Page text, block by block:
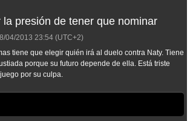
la presión de tener que nominar
04/2013 23:54 (UTC+2)
tiene que elegir quién irá al duelo contra Naty. Tiene
porque su futuro depende de ella. Está triste
por su culpa.